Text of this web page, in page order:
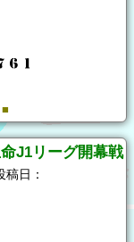
■
J1リーグ開幕戦
稿日：